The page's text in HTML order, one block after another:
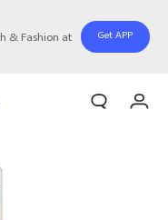
& Fashion at
Get APP